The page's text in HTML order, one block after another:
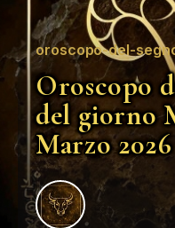
oroscopo-del-
Oroscopo
del giorno
Marzo 2026